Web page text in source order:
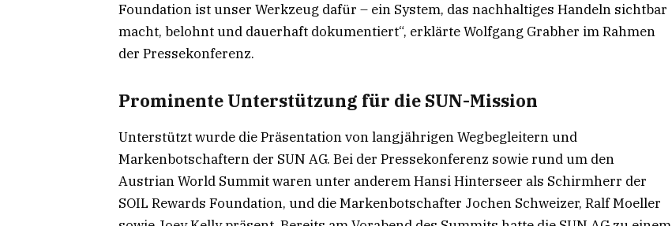
Foundation ist unser Werkzeug dafür – ein System, das nachhaltiges Handeln sichtbar
macht, belohnt und dauerhaft dokumentiert“, erklärte Wolfgang Grabher im Rahmen
der Pressekonferenz.
Prominente Unterstützung für die SUN-Mission
Unterstützt wurde die Präsentation von langjährigen Wegbegleitern und
Markenbotschaftern der SUN AG. Bei der Pressekonferenz sowie rund um den
Austrian World Summit waren unter anderem Hansi Hinterseer als Schirmherr der
SOIL Rewards Foundation, und die Markenbotschafter Jochen Schweizer, Ralf Moeller